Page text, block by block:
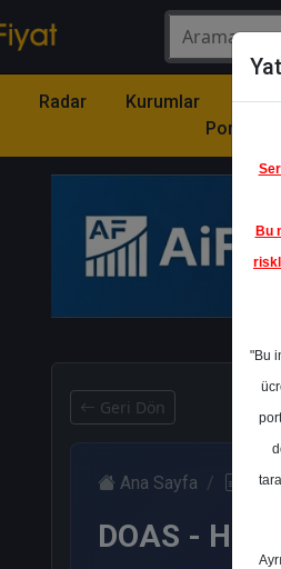
Radar Kurumlar
Portföy
Geri Dön
Ana Sayfa
DOAS -
Bu
"Bu